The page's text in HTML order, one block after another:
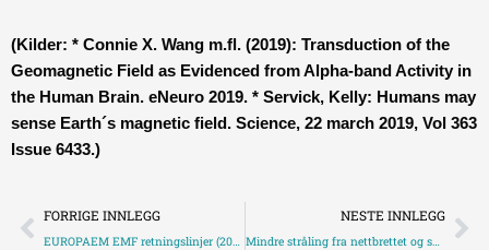
(Kilder: * Connie X. Wang m.fl. (2019): Transduction of the
Geomagnetic Field as Evidenced from Alpha-band Activity in
the Human Brain. eNeuro 2019. * Servick, Kelly: Humans may
sense Earth´s magnetic field. Science, 22 march 2019, Vol 363
Issue 6433.)
Prev
FORRIGE INNLEGG
EUROPAEM EMF retningslinjer (2016)
NESTE INNLEGG
Mindre stråling fra nettbrettet og smarttelefonen.